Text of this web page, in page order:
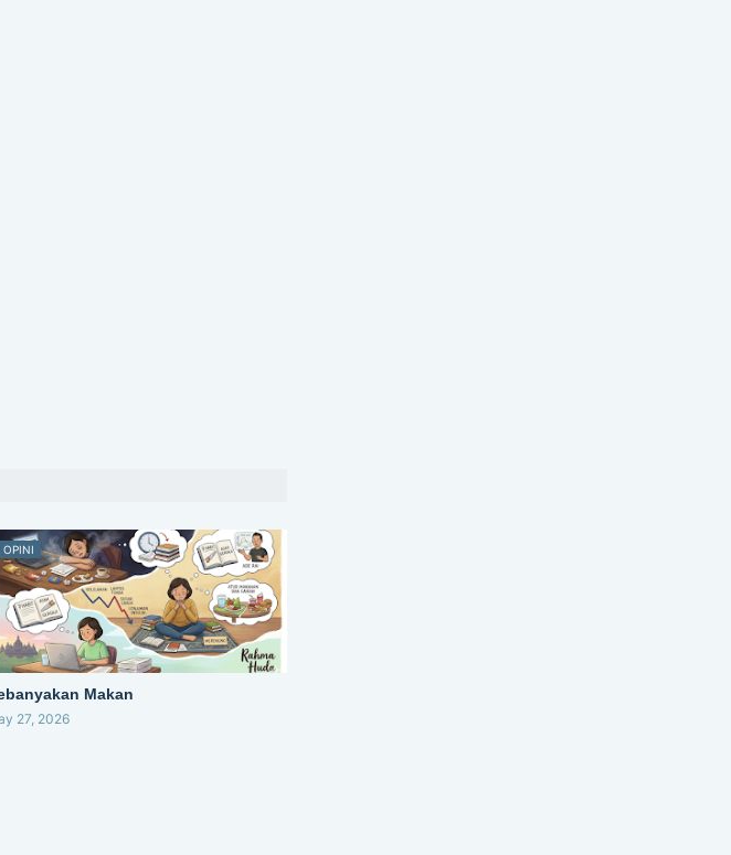
OPINI
Makan
27, 2026